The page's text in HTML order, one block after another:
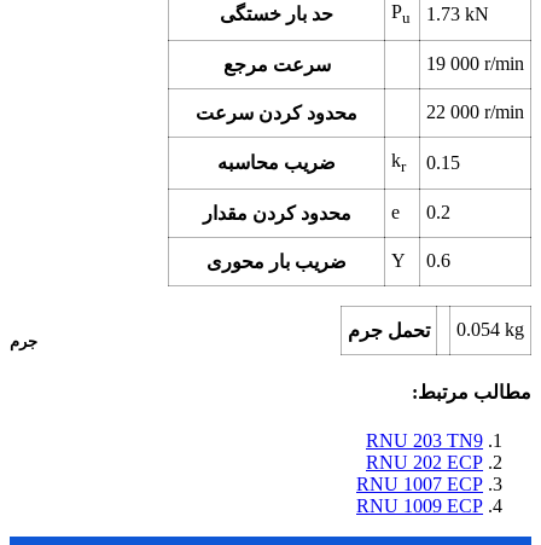
حد بار خستگی Pu 1.73 kN
سرعت مرجع 19 000 r/min
محدود کردن سرعت 22 000 r/min
ضریب محاسبه kr 0.15
محدود کردن مقدار e 0.2
ضریب بار محوری Y 0.6
جرم
تحمل جرم 0.054 kg
مطالب مرتبط:
RNU 203 TN9
RNU 202 ECP
RNU 1007 ECP
RNU 1009 ECP